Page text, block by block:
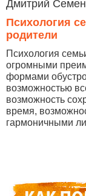
Дмитрий
Психология
родители
Психология
огромными
формами
возможностью
возможность
время,
гармоничными